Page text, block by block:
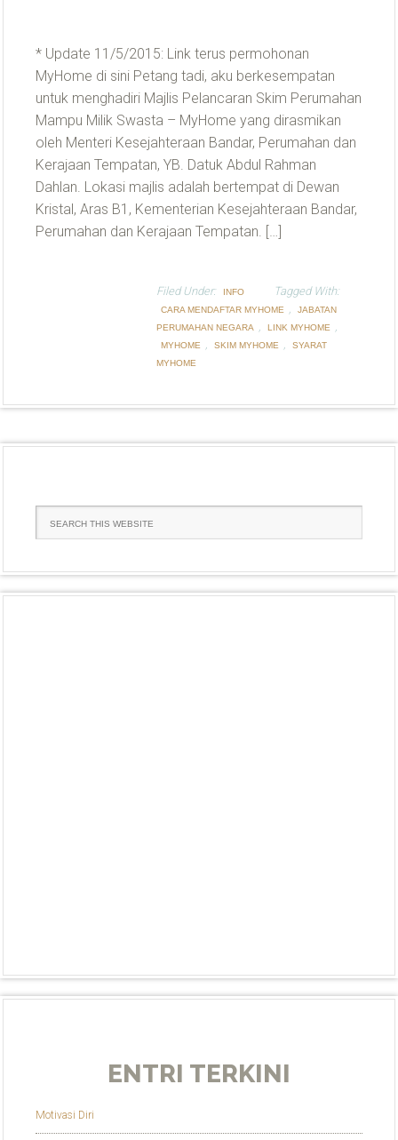
* Update 11/5/2015: Link terus permohonan
MyHome di sini Petang tadi, aku berkesempatan
untuk menghadiri Majlis Pelancaran Skim Perumahan
Mampu Milik Swasta – MyHome yang dirasmikan
oleh Menteri Kesejahteraan Bandar, Perumahan dan
Kerajaan Tempatan, YB. Datuk Abdul Rahman
Dahlan. Lokasi majlis adalah bertempat di Dewan
Kristal, Aras B1, Kementerian Kesejahteraan Bandar,
Perumahan dan Kerajaan Tempatan. […]
Filed Under: INFO Tagged With:
CARA MENDAFTAR MYHOME ,
JABATAN
PERUMAHAN NEGARA
, LINK MYHOME ,
MYHOME , SKIM MYHOME ,
SYARAT
MYHOME
ENTRI TERKINI
Motivasi Diri